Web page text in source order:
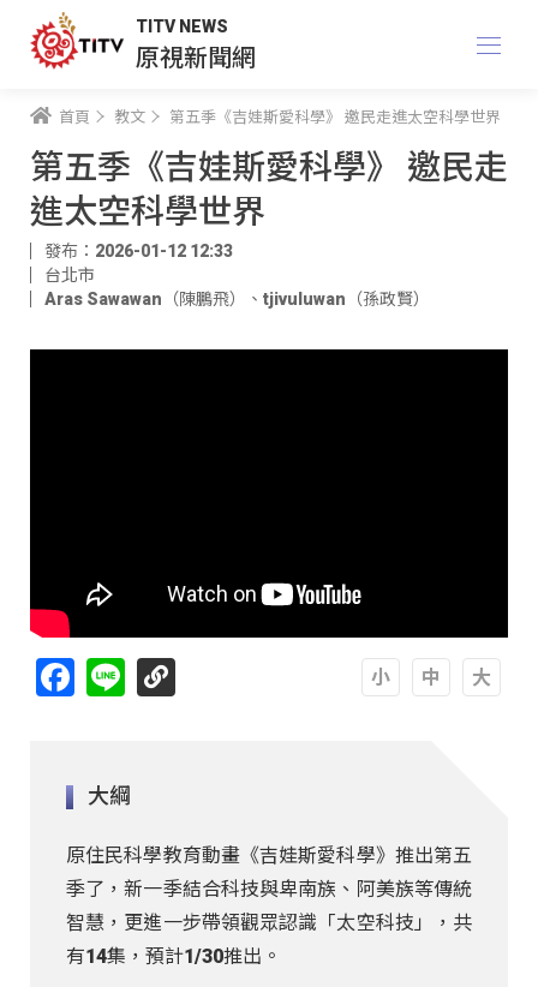
TITV NEWS
原視新聞網
首頁 教文 第五季《吉娃斯愛科學》 邀民走進太空科學世界
第五季《吉娃斯愛科學》 邀民走
進太空科學世界
發布：2026-01-12 12:33
台北市
Aras Sawawan（陳鵬飛）
、 tjivuluwan（孫政賢）
Facebook
Line
大綱
原住民科學教育動畫《吉娃斯愛科學》推出第五
季了，新一季結合科技與卑南族、阿美族等傳統
智慧，更進一步帶領觀眾認識「太空科技」，共
有14集，預計1/30推出。